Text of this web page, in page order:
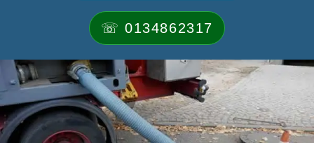
☏ 0134862317